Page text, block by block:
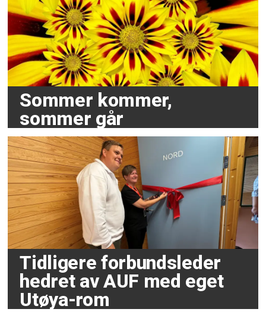
Sommer kommer,
sommer går
Tidligere forbundsleder
hedret av AUF med eget
Utøya-rom